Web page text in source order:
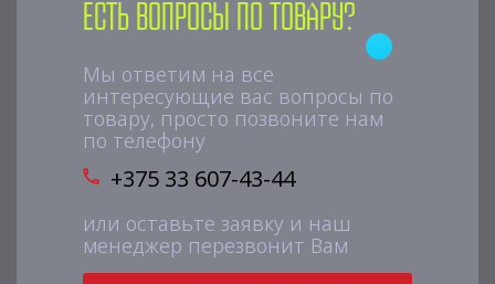
Есть вопросы по товару?
Мы ответим на все
интересующие вас вопросы по
товару, просто позвоните нам
по телефону
+375 33 607-43-44
или оставьте заявку и наш
менеджер перезвонит Вам